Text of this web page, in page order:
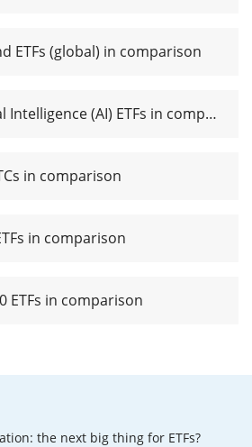
ETFs (global) in comparison
Artificial Intelligence (AI) ETFs in comparison
in comparison
in comparison
ETFs in comparison
the next big thing for ETFs?